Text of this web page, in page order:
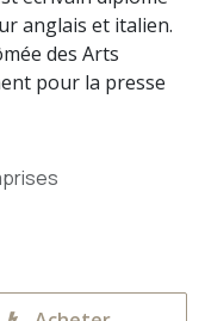
anglais et italien.
des Arts
pour la presse